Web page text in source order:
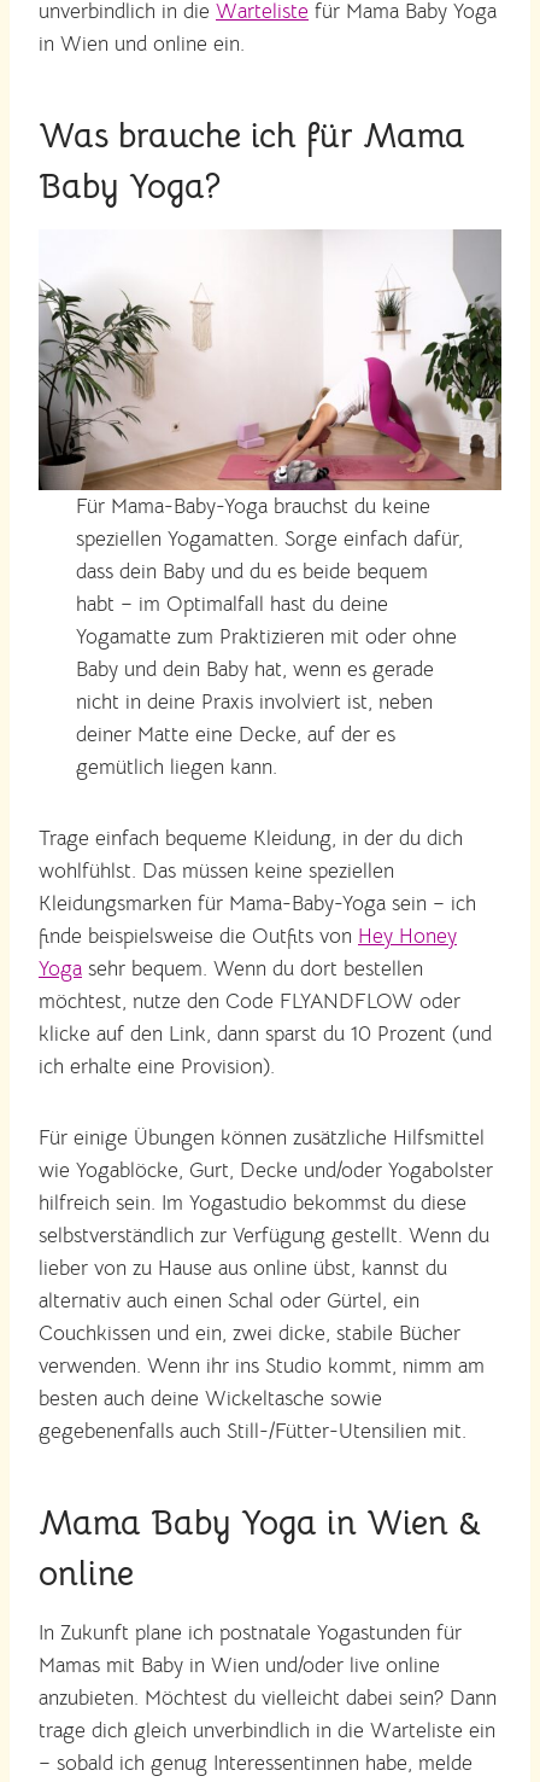
unverbindlich in die Warteliste für Mama Baby Yoga
in Wien und online ein.
Was brauche ich für Mama
Baby Yoga?
Für Mama-Baby-Yoga brauchst du keine
speziellen Yogamatten. Sorge einfach dafür,
dass dein Baby und du es beide bequem
habt – im Optimalfall hast du deine
Yogamatte zum Praktizieren mit oder ohne
Baby und dein Baby hat, wenn es gerade
nicht in deine Praxis involviert ist, neben
deiner Matte eine Decke, auf der es
gemütlich liegen kann.
Trage einfach bequeme Kleidung, in der du dich
wohlfühlst. Das müssen keine speziellen
Kleidungsmarken für Mama-Baby-Yoga sein – ich
finde beispielsweise die Outfits von Hey Honey
Yoga sehr bequem. Wenn du dort bestellen
möchtest, nutze den Code FLYANDFLOW oder
klicke auf den Link, dann sparst du 10 Prozent (und
ich erhalte eine Provision).
Für einige Übungen können zusätzliche Hilfsmittel
wie Yogablöcke, Gurt, Decke und/oder Yogabolster
hilfreich sein. Im Yogastudio bekommst du diese
selbstverständlich zur Verfügung gestellt. Wenn du
lieber von zu Hause aus online übst, kannst du
alternativ auch einen Schal oder Gürtel, ein
Couchkissen und ein, zwei dicke, stabile Bücher
verwenden. Wenn ihr ins Studio kommt, nimm am
besten auch deine Wickeltasche sowie
gegebenenfalls auch Still-/Fütter-Utensilien mit.
Mama Baby Yoga in Wien &
online
In Zukunft plane ich postnatale Yogastunden für
Mamas mit Baby in Wien und/oder live online
anzubieten. Möchtest du vielleicht dabei sein? Dann
trage dich gleich unverbindlich in die Warteliste ein
– sobald ich genug Interessentinnen habe, melde